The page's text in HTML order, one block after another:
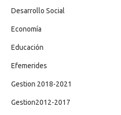
Desarrollo Social
Economía
Educación
Efemerides
Gestion 2018-2021
Gestion2012-2017